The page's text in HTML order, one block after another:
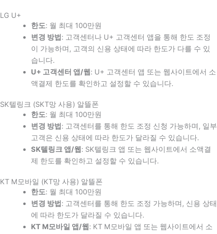
LG U+
한도: 월 최대 100만원
변경 방법 : 고객센터나 U+ 고객센터 앱을 통해 한도 조정
이 가능하며, 고객의 신용 상태에 따라 한도가 다를 수 있
습니다.
U+ 고객센터 앱/웹 : U+ 고객센터 앱 또는 웹사이트에서 소
액결제 한도를 확인하고 설정할 수 있습니다.
SK텔링크 (SKT망 사용) 알뜰폰
한도: 월 최대 100만원
변경 방법 : 고객센터를 통해 한도 조정 신청 가능하며, 일부
고객은 신용 상태에 따라 한도가 달라질 수 있습니다.
SK텔링크 앱/웹 : SK텔링크 앱 또는 웹사이트에서 소액결
제 한도를 확인하고 설정할 수 있습니다.
KT M모바일 (KT망 사용) 알뜰폰
한도: 월 최대 100만원
변경 방법 : 고객센터를 통해 한도 조정 가능하며, 신용 상태
에 따라 한도가 달라질 수 있습니다.
KT M모바일 앱/웹 : KT M모바일 앱 또는 웹사이트에서 소